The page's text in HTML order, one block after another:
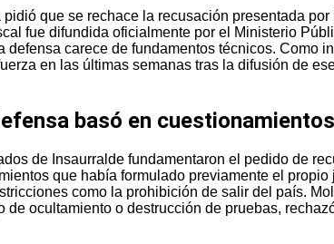
que se rechace la recusación presentada por
fue difundida oficialmente por el Ministerio
defensa carece de fundamentos técnicos. Como
en las últimas semanas tras la difusión de
basó en
de Insaurralde fundamentaron el pedido de
que había formulado previamente el
como la prohibición de salir del país.
de ocultamiento o destrucción de pruebas,